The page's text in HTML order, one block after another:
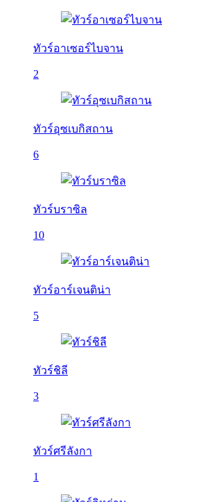
ทัวร์อาเซอร์ไบจาน
2
ทัวร์อุซเบกิสถาน
6
ทัวร์บราซิล
10
ทัวร์อาร์เจนติน่า
5
ทัวร์ชิลี
3
ทัวร์ศรีลังกา
1